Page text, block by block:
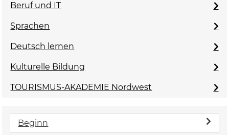
Beruf und IT
Sprachen
Deutsch lernen
Kulturelle Bildung
TOURISMUS-AKADEMIE Nordwest
Beginn